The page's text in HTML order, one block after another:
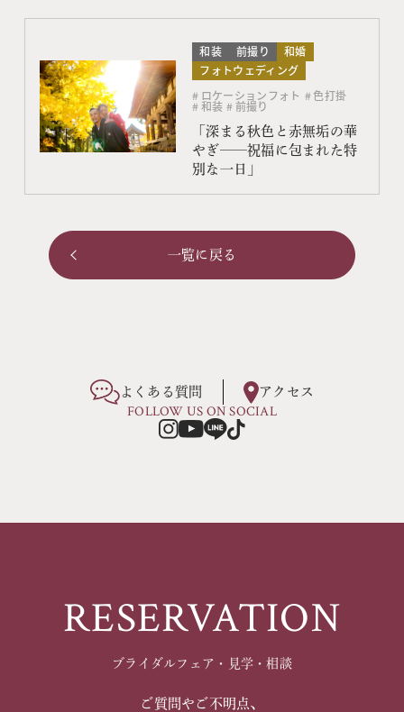
和装 前撮り
和婚
フォトウェディング
ロケーションフォト
色打掛
和装 前撮り
「深まる秋色と赤無垢の華
やぎ──祝福に包まれた特
別な一日」
一覧に戻る
よくある質問 アクセス
FOLLOW US ON SOCIAL
RESERVATION
ブライダルフェア・見学・相談
ご質問やご不明点、